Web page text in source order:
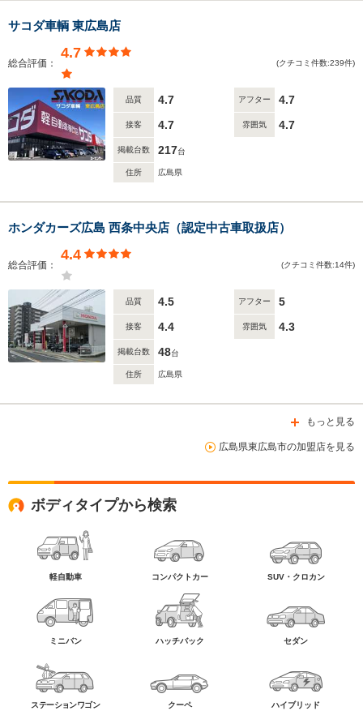
サコダ車輌 東広島店
総合評価：
4.7
(クチコミ件数:239件)
品質 4.7 アフター 4.7
接客 4.7 雰囲気 4.7
掲載台数 217台
住所 広島県
ホンダカーズ広島 西条中央店（認定中古車取扱店）
総合評価：
4.4
(クチコミ件数:14件)
品質 4.5 アフター 5
接客 4.4 雰囲気 4.3
掲載台数 48台
住所 広島県
もっと見る
広島県東広島市の加盟店を見る
ボディタイプから検索
軽自動車 コンパクトカー SUV・クロカン
ミニバン ハッチバック セダン
ステーションワゴン クーペ ハイブリッド